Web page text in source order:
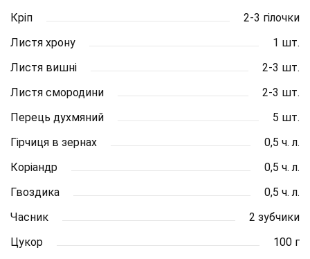
Кріп
2-3 гілочки
Листя хрону
1 шт.
Листя вишні
2-3 шт.
Листя смородини
2-3 шт.
Перець духмяний
5 шт.
Гірчиця в зернах
0,5 ч. л.
Коріандр
0,5 ч. л.
Гвоздика
0,5 ч. л.
Часник
2 зубчики
Цукор
100 г